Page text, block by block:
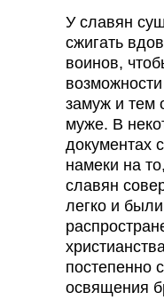
У славян
сжигать
воинов,
замуж и тем
муже. В
документах
намеки на
славян
легко и
постепенно
освящения